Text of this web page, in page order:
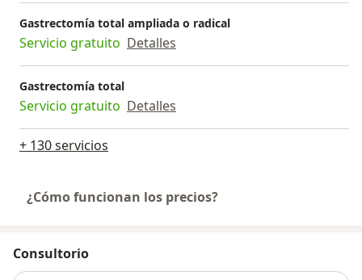
Gastrectomía total ampliada o radical
Servicio gratuito Detalles
Gastrectomía total
Servicio gratuito Detalles
+ 130 servicios
¿Cómo funcionan los precios?
Consultorio